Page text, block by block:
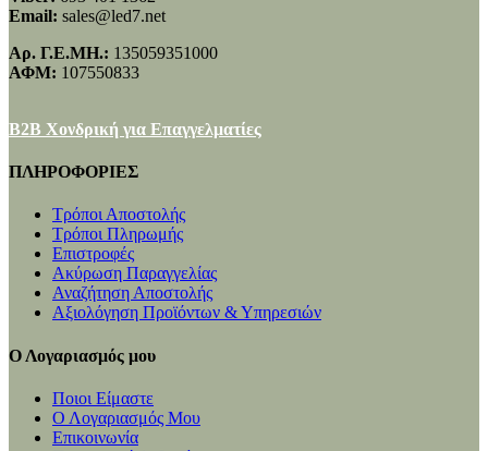
Email: sales@led7.net
Αρ. Γ.Ε.ΜΗ.: 135059351000
ΑΦΜ: 107550833
B2B Χονδρική για Επαγγελματίες
ΠΛΗΡΟΦΟΡΙΕΣ
Τρόποι Αποστολής
Τρόποι Πληρωμής
Επιστροφές
Ακύρωση Παραγγελίας
Αναζήτηση Αποστολής
Αξιολόγηση Προϊόντων & Υπηρεσιών
Ο Λογαριασμός μου
Ποιοι Είμαστε
Ο Λογαριασμός Μου
Επικοινωνία